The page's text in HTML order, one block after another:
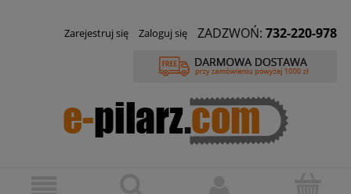
Zarejestruj się Zaloguj się ZADZWOŃ: 732-220-978